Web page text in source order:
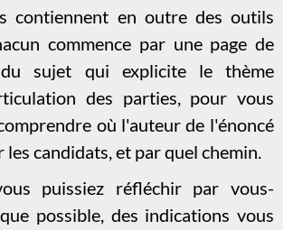
contiennent en outre des outils
commence par une page de
du sujet qui explicite le thème
des parties, pour vous
où l'auteur de l'énoncé
candidats, et par quel chemin.
puissiez réfléchir par vous-
possible, des indications vous